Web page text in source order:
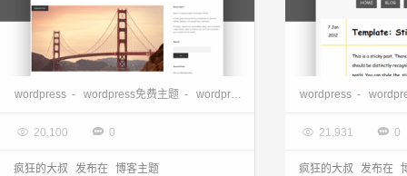
wordpress博客主题—Apex
wordpress - wordpress免费主题 - wordpress博客主题
 20,100  0
疯狂的大叔 发布在 博客主题
wordpress博客
wordpress -
 21,931  0
疯狂的大叔 发布在